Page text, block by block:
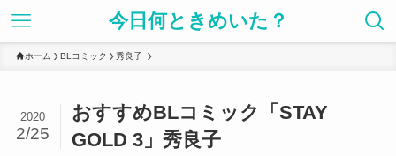
今日何ときめいた？
ホーム BLコミック 秀良子
おすすめBLコミック「STAY
GOLD 3」秀良子
2020
2/25